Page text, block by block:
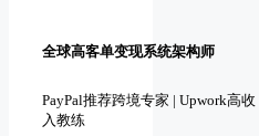
程自
由职
全球高客单变现系统架构师
PayPal推荐跨境专家 | Upwork高收
入教练